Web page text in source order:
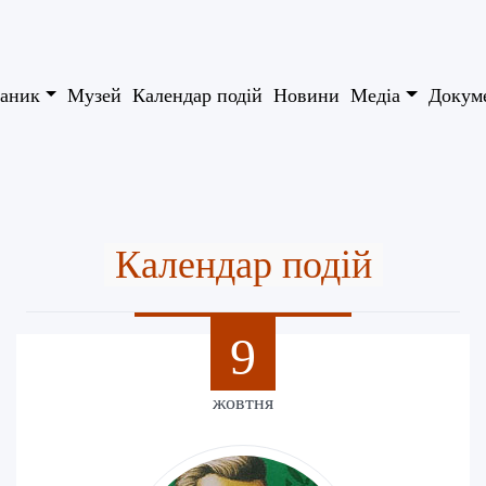
Музей Календар подій Новини Медіа
Календар подій
9
жовтня